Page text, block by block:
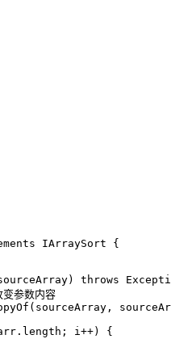
IArraySort {
throws
参数内容
i++) {